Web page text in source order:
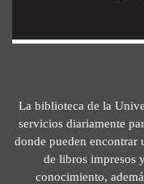
La biblioteca de la
servicios diariamente
donde pueden encontrar
de libros impresos
conocimiento,